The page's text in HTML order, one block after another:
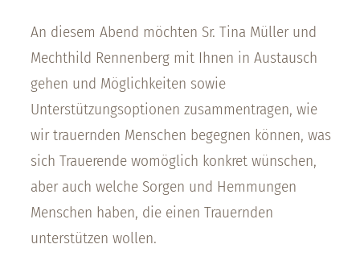
An diesem Abend möchten Sr. Tina Müller und
Mechthild Rennenberg mit Ihnen in Austausch
gehen und Möglichkeiten sowie
Unterstützungsoptionen zusammentragen, wie
wir trauernden Menschen begegnen können, was
sich Trauerende womöglich konkret wünschen,
aber auch welche Sorgen und Hemmungen
Menschen haben, die einen Trauernden
unterstützen wollen.